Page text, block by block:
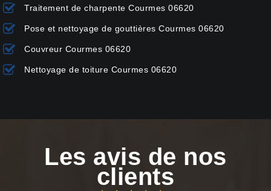
Traitement de charpente Courmes 06620
Pose et nettoyage de gouttières Courmes 06620
Couvreur Courmes 06620
Nettoyage de toiture Courmes 06620
Les avis de nos
clients